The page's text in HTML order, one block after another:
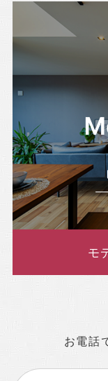
モ
お電話